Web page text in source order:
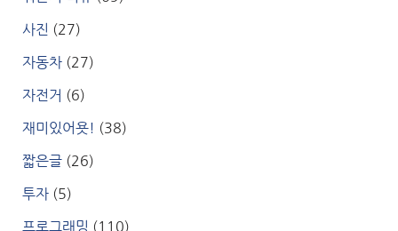
사진 (27)
자동차 (27)
자전거 (6)
재미있어욧! (38)
짧은글 (26)
투자 (5)
프로그래밍 (110)